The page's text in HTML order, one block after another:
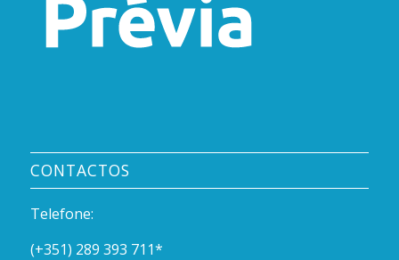
CONTACTOS
Telefone:
(+351) 289 393 711*